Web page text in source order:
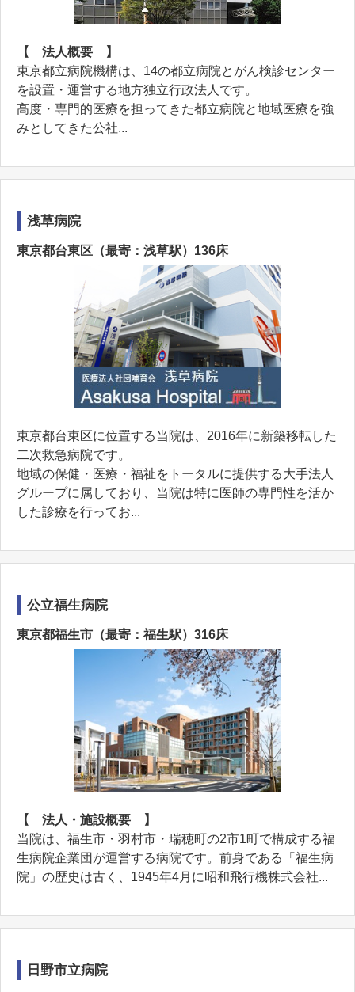
【 法人概要 】
東京都立病院機構は、14の都立病院とがん検診センター
を設置・運営する地方独立行政法人です。
高度・専門的医療を担ってきた都立病院と地域医療を強
みとしてきた公社...
浅草病院
東京都台東区（最寄：浅草駅）136床
東京都台東区に位置する当院は、2016年に新築移転した
二次救急病院です。
地域の保健・医療・福祉をトータルに提供する大手法人
グループに属しており、当院は特に医師の専門性を活か
した診療を行ってお...
公立福生病院
東京都福生市（最寄：福生駅）316床
【 法人・施設概要 】
当院は、福生市・羽村市・瑞穂町の2市1町で構成する福
生病院企業団が運営する病院です。前身である「福生病
院」の歴史は古く、1945年4月に昭和飛行機株式会社...
日野市立病院